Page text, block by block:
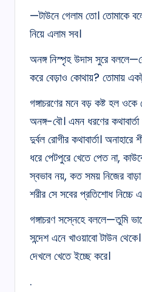
—টাউনে গেলাম তো। তোমাকে
নিয়ে এলাম সব।
অনঙ্গ নিস্পৃহ উদাস সুরে
করে বেড়াও কোথায়? তোমায়
গঙ্গাচরণের মনে বড় কষ্ট হল ওকে
অনঙ্গ-বৌ। এমন ধরণের
দুর্বল রোগীর কথাবার্তা।
ধরে পেটপুরে খেতে পেত না,
স্বভাব নয়, কত সময় নিজের
শরীর সে সবের প্রতিশোধ নিচ্চে
গঙ্গাচরণ সস্নেহে বললে—তুমি
সন্দেশ এনে খাওয়াবো টাউন
দেখলে খেতে ইচ্ছে করে।
.